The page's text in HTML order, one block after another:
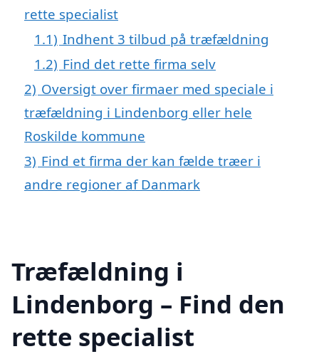
rette specialist
1.1) Indhent 3 tilbud på træfældning
1.2) Find det rette firma selv
2) Oversigt over firmaer med speciale i
træfældning i Lindenborg eller hele
Roskilde kommune
3) Find et firma der kan fælde træer i
andre regioner af Danmark
Træfældning i
Lindenborg – Find den
rette specialist